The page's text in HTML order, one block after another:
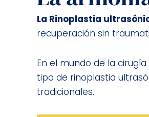
La Rinoplastia
recuperación sin
En el mundo de la
tipo de rinoplastia
tradicionales.